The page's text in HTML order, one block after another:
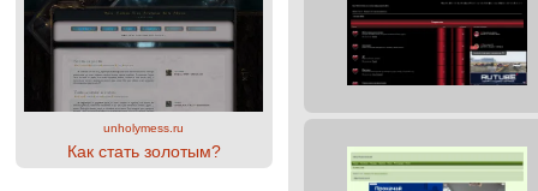
unholymess.ru
Как стать золотым?